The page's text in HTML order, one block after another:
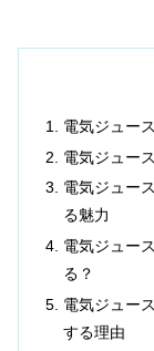
電気ジュー
電気ジュー
電気ジュー
る魅力
電気ジュー
る？
電気ジュー
する理由